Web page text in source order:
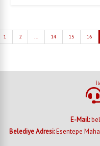
1 2 ... 14 15 16
E-Mail:
Belediye Adresi:Esentepe